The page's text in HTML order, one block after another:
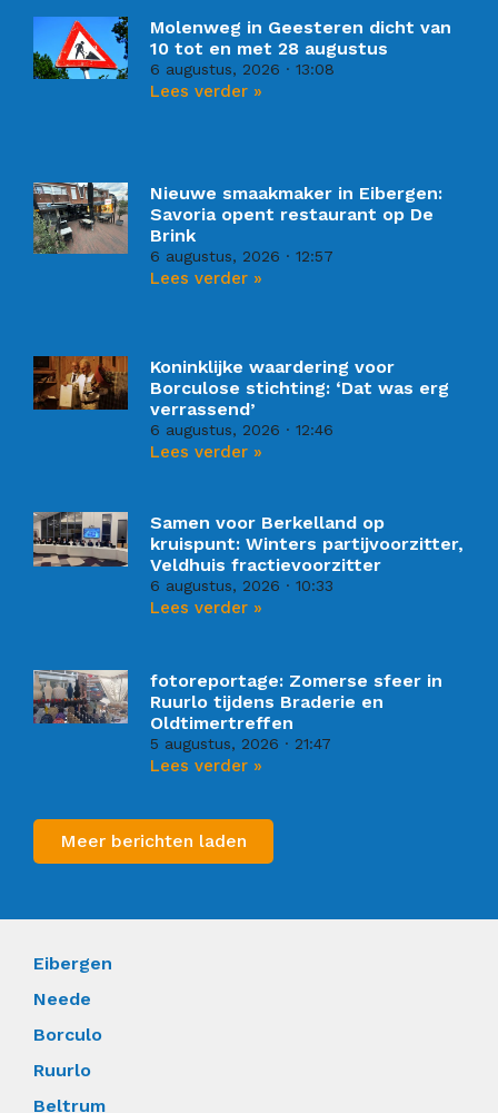
Molenweg in Geesteren dicht van
10 tot en met 28 augustus
6 augustus, 2026 13:08
Lees verder »
Nieuwe smaakmaker in Eibergen:
Savoria opent restaurant op De
Brink
6 augustus, 2026 12:57
Lees verder »
Koninklijke waardering voor
Borculose stichting: ‘Dat was erg
verrassend’
6 augustus, 2026 12:46
Lees verder »
Samen voor Berkelland op
kruispunt: Winters partijvoorzitter,
Veldhuis fractievoorzitter
6 augustus, 2026 10:33
Lees verder »
fotoreportage: Zomerse sfeer in
Ruurlo tijdens Braderie en
Oldtimertreffen
5 augustus, 2026 21:47
Lees verder »
Meer berichten laden
Eibergen
Neede
Borculo
Ruurlo
Beltrum